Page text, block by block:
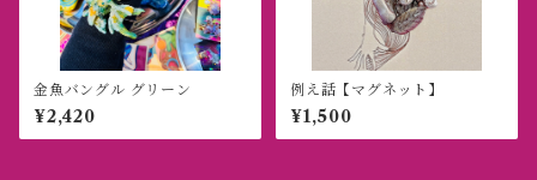
金魚バングル グリーン
¥2,420
例え話【マグネット】
¥1,500